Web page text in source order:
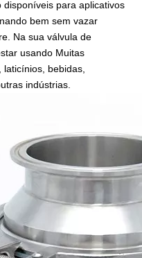
disponíveis para aplicativos
bem sem vazar
Na sua válvula de
usando Muitas
bebidas,
indústrias.